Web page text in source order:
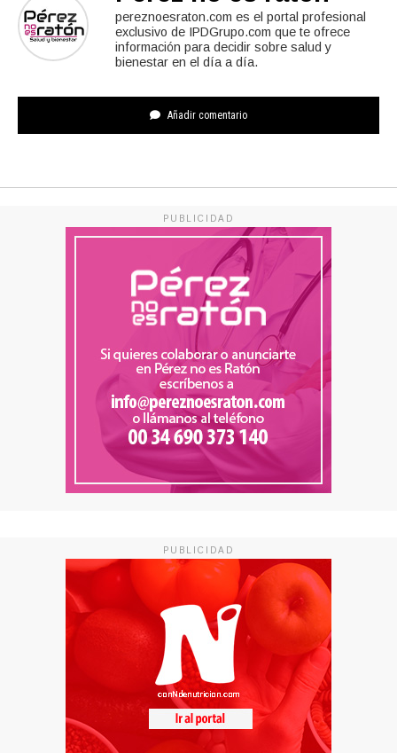
pereznoesraton.com es el portal profesional
exclusivo de IPDGrupo.com que te ofrece
información para decidir sobre salud y
bienestar en el día a día.
Añadir comentario
PUBLICIDAD
PUBLICIDAD